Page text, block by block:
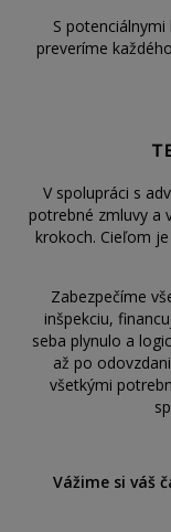
S
preveríme
V spolupráci s
potrebné zmluvy a
krokoch. Cieľom
Zabezpečíme
inšpekciu,
seba plynulo a
až po
všetkými
Vážime si váš